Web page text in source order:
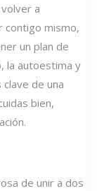
a
contigo mismo,
un plan de
la autoestima y
de una
bien,
de unir a dos